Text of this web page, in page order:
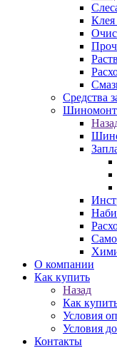
Клея
Средства
О компании
Как купить
Назад
Как
Условия
Условия
Контакты